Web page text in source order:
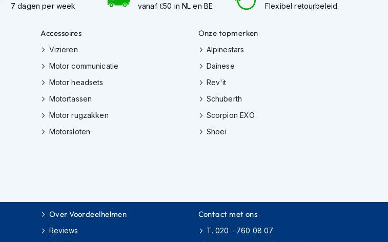
7 dagen per week
vanaf €50 in NL en BE
Flexibel retourbeleid
Accessoires
Vizieren
Motor communicatie
Motor headsets
Motortassen
Motor rugzakken
Motorsloten
Onze topmerken
Alpinestars
Dainese
Rev'it
Schuberth
Scorpion EXO
Shoei
Over Voordeelhelmen
Reviews
Contact met ons
T. 020 - 760 08 07